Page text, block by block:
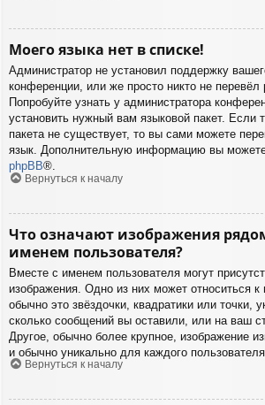
Моего языка нет в списке!
Администратор не установил поддержку
конференции, или же просто никто не
Попробуйте узнать у администратора
установить нужный вам языковой пакет. Если
пакета не существует, то вы сами можете
язык. Дополнительную информацию вы
phpBB®.
Вернуться к началу
Что означают изображения
именем пользователя?
Вместе с именем пользователя могут
изображения. Одно из них может относиться
обычно это звёздочки, квадратики или точки,
сколько сообщений вы оставили, или на ваш
Другое, обычно более крупное, изображение
и обычно уникально для каждого пользователя.
Вернуться к началу